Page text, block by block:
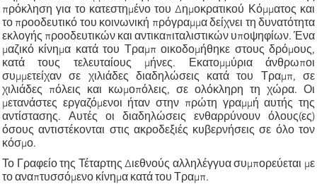
πρόκληση για το κατεστημένο του Δημοκρατικού Κόμματος και
το προοδευτικό του κοινωνική πρόγραμμα δείχνει τη δυνατότητα
εκλογής προοδευτικών και αντικαπιταλιστικών υποψηφίων. Ένα
μαζικό κίνημα κατά του Τραμπ οικοδομήθηκε στους δρόμους,
κατά τους τελευταίους μήνες. Εκατομμύρια άνθρωποι
συμμετείχαν σε χιλιάδες διαδηλώσεις κατά του Τραμπ, σε
χιλιάδες πόλεις και κωμοπόλεις, σε ολόκληρη τη χώρα. Οι
μετανάστες εργαζόμενοι ήταν στην πρώτη γραμμή αυτής της
αντίστασης. Αυτές οι διαδηλώσεις ενθαρρύνουν όλους(ες)
όσους αντιστέκονται στις ακροδεξιές κυβερνήσεις σε όλο τον
κόσμο.
Το Γραφείο της Τέταρτης Διεθνούς αλληλέγγυα συμπορεύεται με
το αναπτυσσόμενο κίνημα κατά του Τραμπ.